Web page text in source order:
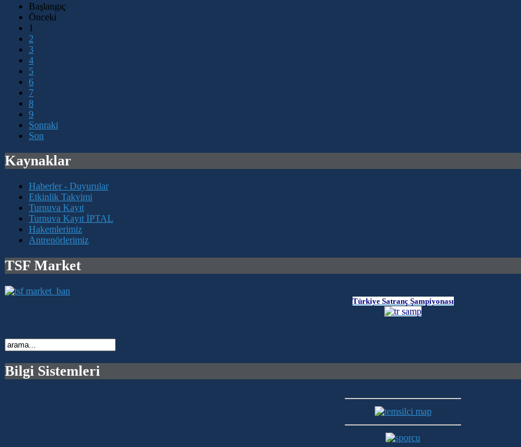
Başlangıç
Önceki
1
2
3
4
5
6
7
8
9
Sonraki
Son
Kaynaklar
Haberler - Duyurular
Etkinlik Takvimi
Turnuva Kayıt
Turnuva Kayıt İPTAL
Hakemlerimiz
Antrenörlerimiz
TSF Market
Türkiye Satranç Şampiyonası
Bilgi Sistemleri